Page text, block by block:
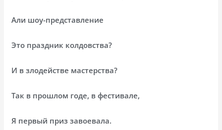
Али шоу-представление
Это праздник колдовства?
И в злодействе мастерства?
Так в прошлом годе, в фестивале,
Я первый приз завоевала.